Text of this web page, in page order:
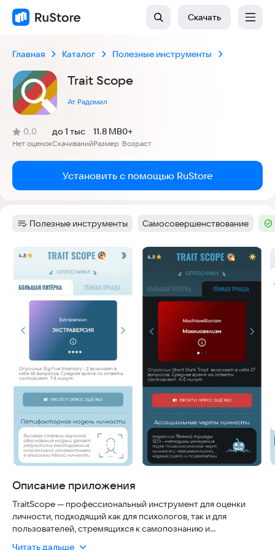
Скачать
Главная Каталог Полезные инструменты
Trait Scope
Ат Радомил
Рейтинг:
0,0
(
Нет оценок
)
Скачиваний
до 1 тыс
Размер
11.8 MB
Возраст
0+
Установить с помощью RuStore
Категория:
Полезные инструменты Тег:
Самосовершенствование
Скриншоты
Описание приложения
TraitScope — профессиональный инструмент для оценки
личности, подходящий как для психологов, так и для
пользователей, стремящихся к самопознанию и
Читать дальше